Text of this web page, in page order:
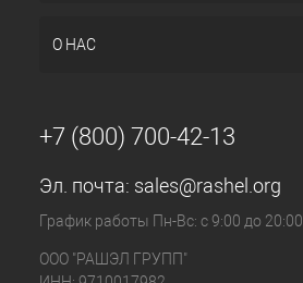
О НАС
+7 (800) 700-42-13
Эл. почта: sales@rashel.org
График работы Пн-Вс: с 9:00 до 20:00
ООО "РАШЭЛ ГРУПП"